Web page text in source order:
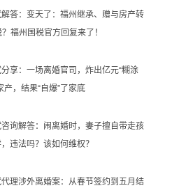
答：变天了：福州继承、赠与房产转
福州国税官方回复来了！
享：一场离婚官司，炸出亿元“糊涂
产，结果“自爆”了家底
询解答：闹离婚时，妻子擅自带走孩
违法吗？该如何维权？
理涉外离婚案：从春节签约到五月结